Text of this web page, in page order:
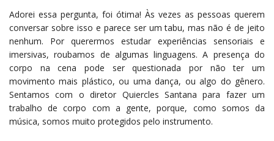
Adorei essa pergunta, foi ótima! Às vezes as pessoas querem
conversar sobre isso e parece ser um tabu, mas não é de jeito
nenhum. Por querermos estudar experiências sensoriais e
imersivas, roubamos de algumas linguagens. A presença do
corpo na cena pode ser questionada por não ter um
movimento mais plástico, ou uma dança, ou algo do gênero.
Sentamos com o diretor Quiercles Santana para fazer um
trabalho de corpo com a gente, porque, como somos da
música, somos muito protegidos pelo instrumento.